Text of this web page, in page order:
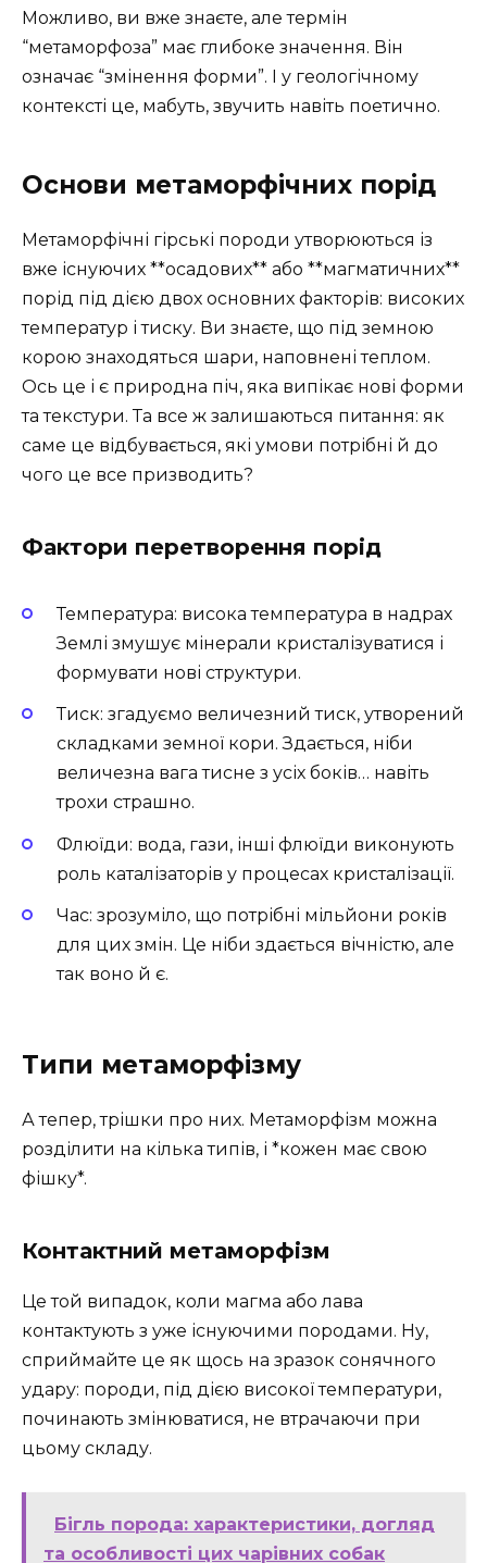
Можливо, ви вже знаєте, але термін
“метаморфоза” має глибоке значення. Він
означає “змінення форми”. І у геологічному
контексті це, мабуть, звучить навіть поетично.
Основи метаморфічних порід
Метаморфічні гірські породи утворюються із
вже існуючих **осадових** або **магматичних**
порід під дією двох основних факторів: високих
температур і тиску. Ви знаєте, що під земною
корою знаходяться шари, наповнені теплом.
Ось це і є природна піч, яка випікає нові форми
та текстури. Та все ж залишаються питання: як
саме це відбувається, які умови потрібні й до
чого це все призводить?
Фактори перетворення порід
Температура: висока температура в надрах
Землі змушує мінерали кристалізуватися і
формувати нові структури.
Тиск: згадуємо величезний тиск, утворений
складками земної кори. Здається, ніби
величезна вага тисне з усіх боків… навіть
трохи страшно.
Флюїди: вода, гази, інші флюїди виконують
роль каталізаторів у процесах кристалізації.
Час: зрозуміло, що потрібні мільйони років
для цих змін. Це ніби здається вічністю, але
так воно й є.
Типи метаморфізму
А тепер, трішки про них. Метаморфізм можна
розділити на кілька типів, і *кожен має свою
фішку*.
Контактний метаморфізм
Це той випадок, коли магма або лава
контактують з уже існуючими породами. Ну,
сприймайте це як щось на зразок сонячного
удару: породи, під дією високої температури,
починають змінюватися, не втрачаючи при
цьому складу.
Бігль порода: характеристики, догляд
та особливості цих чарівних собак